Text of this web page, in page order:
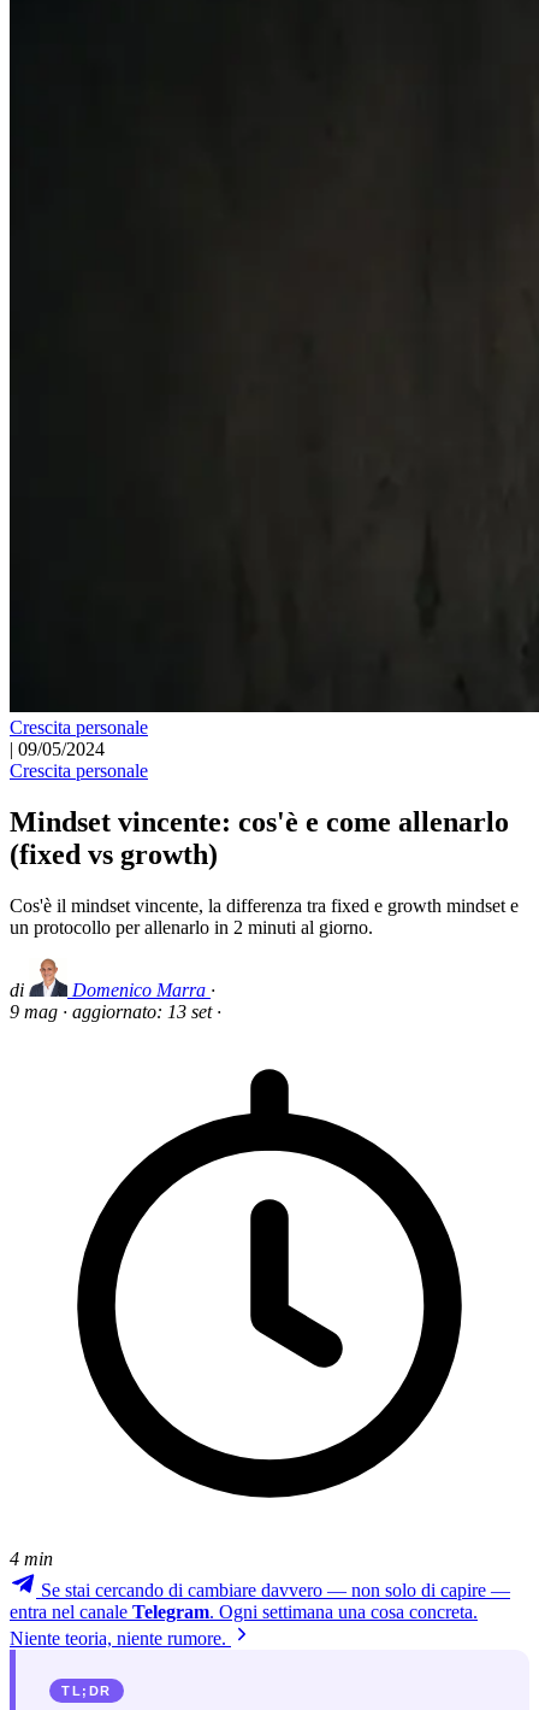
Crescita personale
| 09/05/2024
Crescita personale
Mindset vincente: cos'è e come allenarlo
(fixed vs growth)
Cos'è il mindset vincente, la differenza tra fixed e growth mindset e
un protocollo per allenarlo in 2 minuti al giorno.
di Domenico Marra ·
9 mag · aggiornato: 13 set ·
4 min
Se stai cercando di cambiare davvero — non solo di capire —
entra nel canale Telegram. Ogni settimana una cosa concreta.
Niente teoria, niente rumore.
TL;DR